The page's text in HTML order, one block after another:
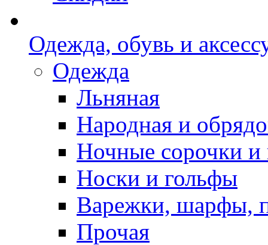
Одежда, обувь и
Одежда
Льняная
Народная и
Ночные сорочки
Носки и гольфы
Варежки, шарфы,
Прочая